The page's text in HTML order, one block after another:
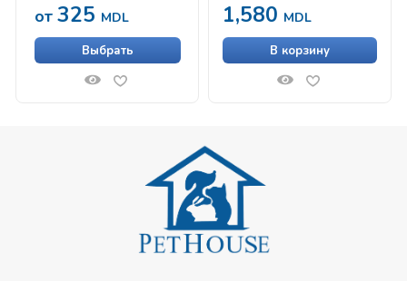
от 325 MDL
Выбрать
1,580 MDL
В корзину